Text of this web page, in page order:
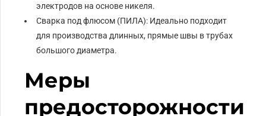
электродов на основе никеля.
Сварка под флюсом (ПИЛА): Идеально подходит
для производства длинных, прямые швы в трубах
большого диаметра.
Меры
предосторожности